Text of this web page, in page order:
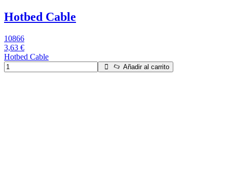
Hotbed Cable
10866
3,63 €
Hotbed Cable
Añadir al carrito